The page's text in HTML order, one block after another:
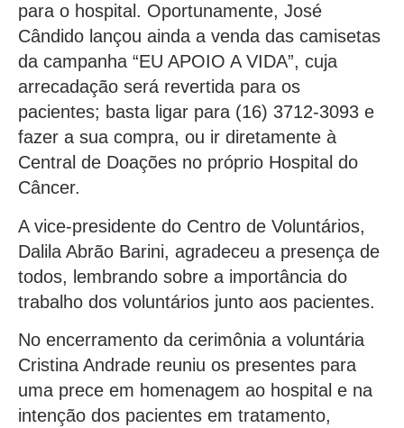
para o hospital. Oportunamente, José
Cândido lançou ainda a venda das camisetas
da campanha “EU APOIO A VIDA”, cuja
arrecadação será revertida para os
pacientes; basta ligar para (16) 3712-3093 e
fazer a sua compra, ou ir diretamente à
Central de Doações no próprio Hospital do
Câncer.
A vice-presidente do Centro de Voluntários,
Dalila Abrão Barini, agradeceu a presença de
todos, lembrando sobre a importância do
trabalho dos voluntários junto aos pacientes.
No encerramento da cerimônia a voluntária
Cristina Andrade reuniu os presentes para
uma prece em homenagem ao hospital e na
intenção dos pacientes em tratamento,